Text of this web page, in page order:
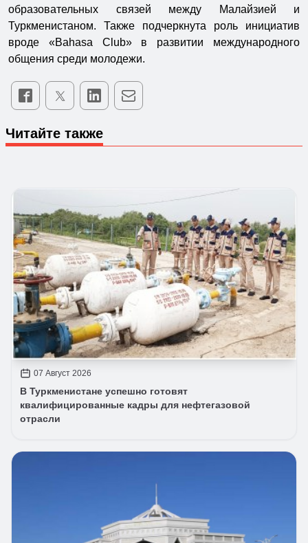
образовательных связей между Малайзией и
Туркменистаном. Также подчеркнута роль инициатив
вроде «Bahasa Club» в развитии международного
общения среди молодежи.
Читайте также
07 Август 2026
В Туркменистане успешно готовят
квалифицированные кадры для нефтегазовой
отрасли